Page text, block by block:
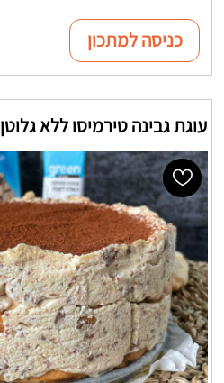
כניסה למתכון
עוגת גבינה טירמיסו ללא גלוטן